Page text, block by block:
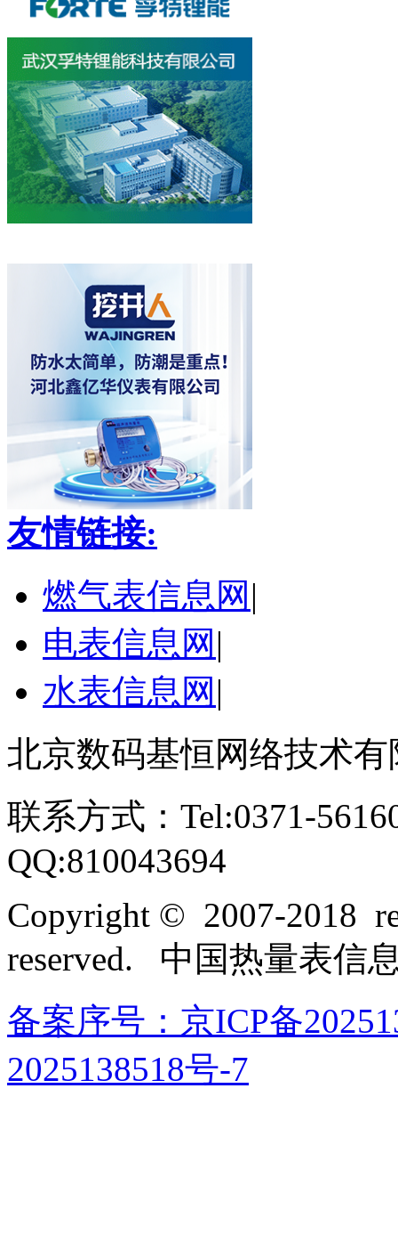
友情链接:
燃气表信息网 |
电表信息网 |
水表信息网 |
北京数码基恒网络技术有
联系方式：Tel:0371-
QQ:810043694
Copyright © 2007-2018
reserved. 中国热量表信
备案序号：京ICP备
2025138518号-7